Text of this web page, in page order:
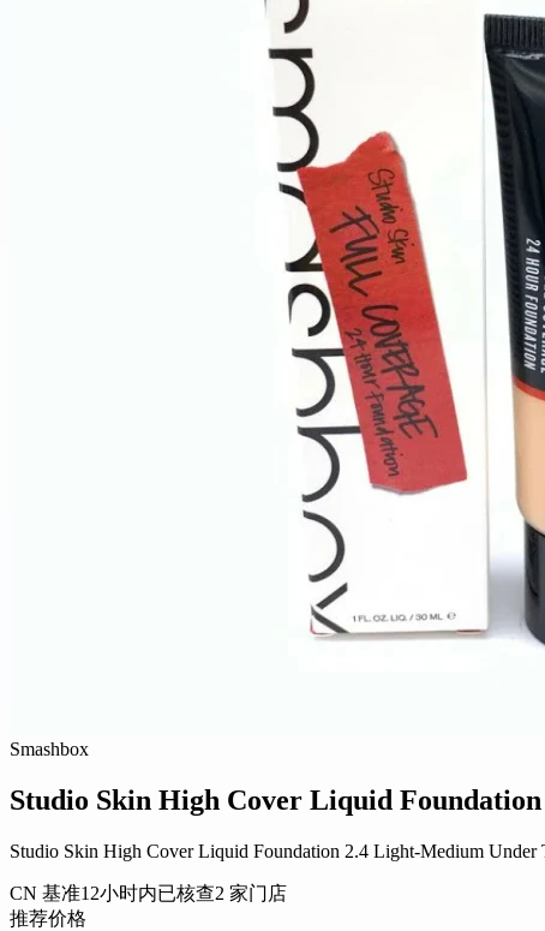
Smashbox
Studio Skin High Cover Liquid Foundation
Studio Skin High Cover Liquid Foundation 2.4 Light-Medium Under
CN 基准12小时内已核查2 家门店
推荐价格